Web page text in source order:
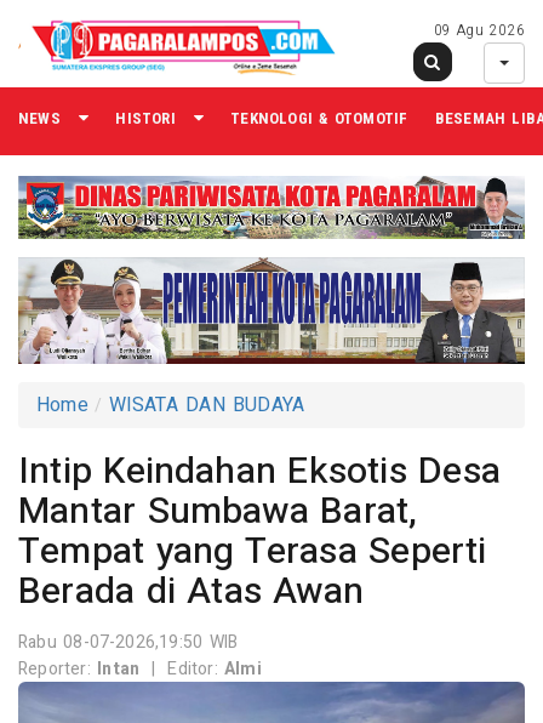
09 Agu 2026
NEWS HISTORI TEKNOLOGI & OTOMOTIF BESEMAH
Home WISATA DAN BUDAYA
Intip Keindahan Eksotis Desa
Mantar Sumbawa Barat,
Tempat yang Terasa Seperti
Berada di Atas Awan
Rabu 08-07-2026,19:50 WIB
Reporter: Intan | Editor:Almi